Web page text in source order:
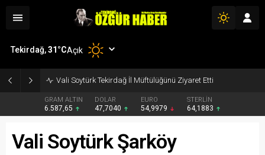
Vali Soytürk Tekirdağ İl Müftülüğünü Ziyaret Etti
GRAM ALTIN
6.587,65
DOLAR
47,7040
EURO
54,9979
STERLİN
64,1883
Tekirdağ,31°CAçık
Vali Soytürk Şarköy